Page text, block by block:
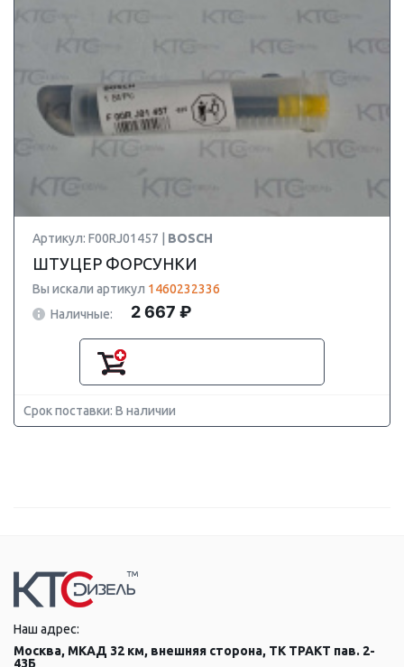
Артикул: F00RJ01457 | BOSCH
ШТУЦЕР ФОРСУНКИ
Вы искали артикул 1460232336
Наличные:
2 667 ₽
Срок поставки: В наличии
Наш адрес:
Москва, МКАД 32 км, внешняя сторона, ТК ТРАКТ пав. 2-
43Б